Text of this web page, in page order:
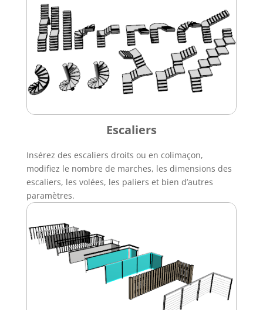
Escaliers
Insérez des escaliers droits ou en colimaçon,
modifiez le nombre de marches, les dimensions des
escaliers, les volées, les paliers et bien d’autres
paramètres.